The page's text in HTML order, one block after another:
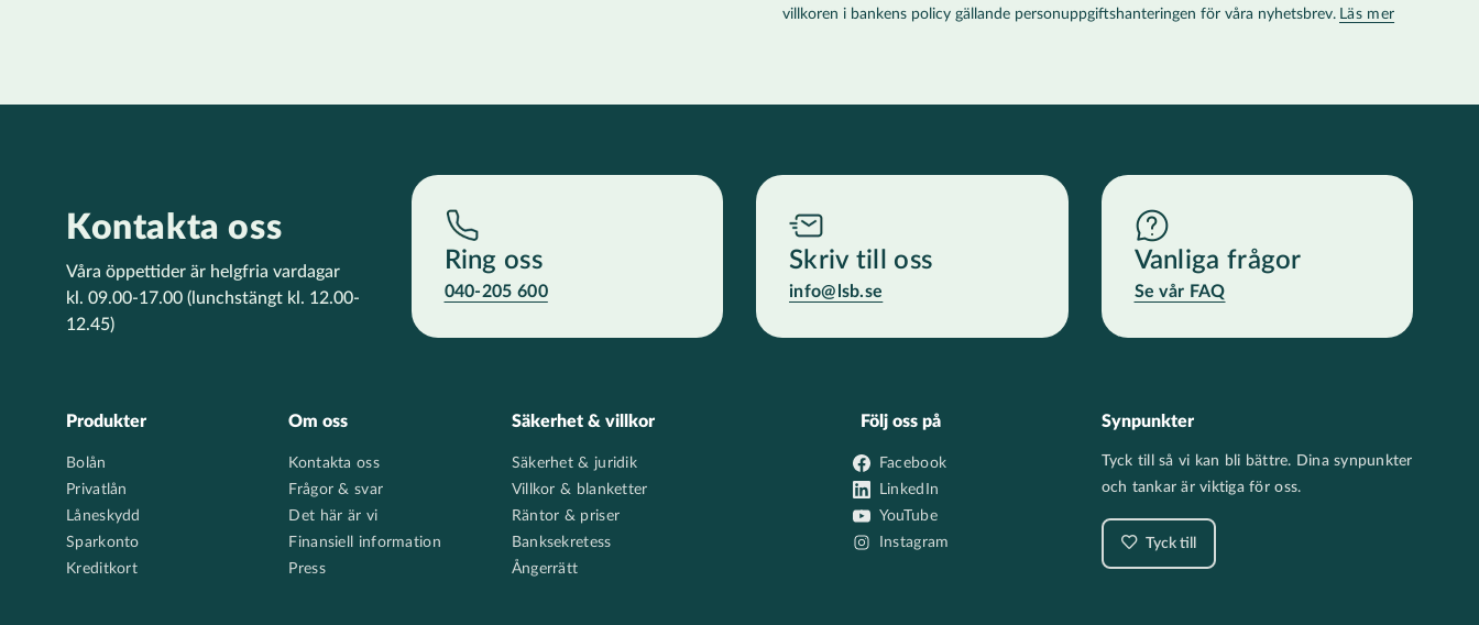
villkoren i bankens policy gällande personuppgiftshanteringen för våra nyhetsbrev. Läs mer
Kontakta oss
Våra öppettider är helgfria vardagar
kl. 09.00-17.00 (lunchstängt kl. 12.00-
12.45)
Ring oss
040-205 600
Skriv till oss
info@lsb.se
Vanliga frågor
Se vår FAQ
Footer
Produkter
Bolån
Privatlån
Låneskydd
Sparkonto
Kreditkort
Om oss
Kontakta oss
Frågor & svar
Det här är vi
Finansiell information
Press
Säkerhet & villkor
Säkerhet & juridik
Villkor & blanketter
Räntor & priser
Banksekretess
Ångerrätt
Följ oss på
Facebook
LinkedIn
YouTube
Instagram
Synpunkter
Tyck till så vi kan bli bättre. Dina synpunkter
och tankar är viktiga för oss.
Tyck till